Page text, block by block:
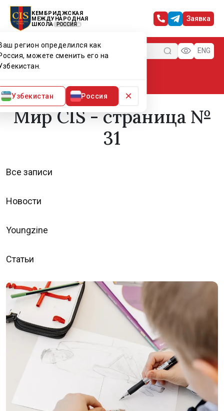
КЕМБРИДЖСКАЯ
МЕЖДУНАРОДНАЯ
ШКОЛА
РОССИЯ
регион определился как
можете сменить его на
Узбекистан Россия ×
Заявка
Меню ENG
Мир CIS - страница №
31
Все записи
Новости
Youngzine
Статьи